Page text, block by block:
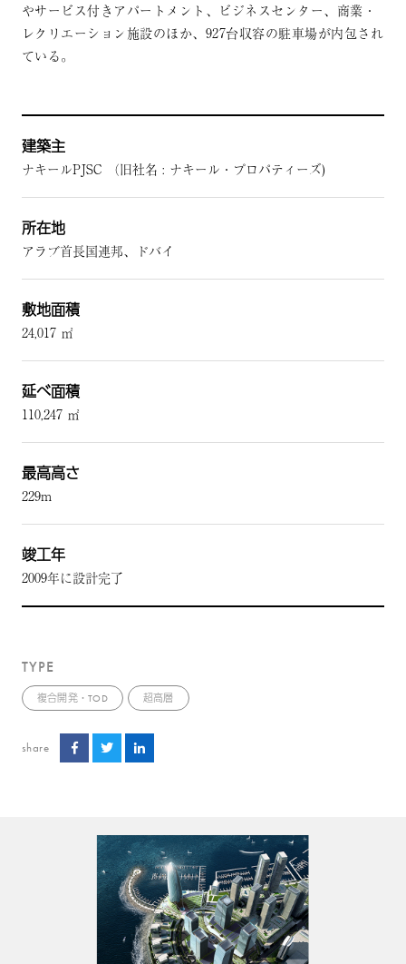
やサービス付きアパートメント、ビジネスセンター、商業・
レクリエーション施設のほか、927台収容の駐車場が内包され
ている。
建築主
ナキールPJSC （旧社名 : ナキール・プロパティーズ)
所在地
アラブ首長国連邦、ドバイ
敷地面積
24,017 ㎡
延べ面積
110,247 ㎡
最高高さ
229m
竣工年
2009年に設計完了
TYPE
複合開発・TOD 超高層
share